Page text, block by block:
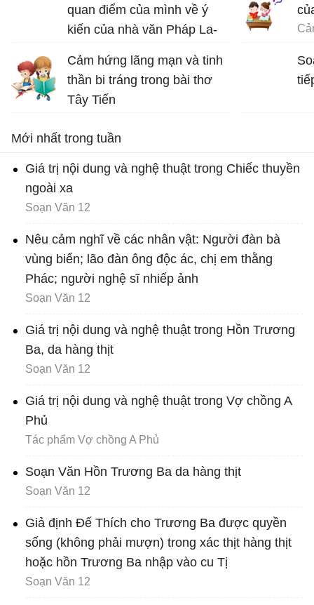
quan điểm của mình về ý
kiến của nhà văn Pháp La-
nâng cao tinh thần ta lên và
gợi cho ta những tình cảm
cao quý và can đảm,...
Cảm hứng lãng mạn và tinh
thần bi tráng trong bài thơ
Tây Tiến
Mới nhất trong tuần
Giá trị nội dung và nghệ thuật trong Chiếc thuyền
ngoài xa
Soạn Văn 12
Nêu cảm nghĩ về các nhân vật: Người đàn bà
vùng biển; lão đàn ông độc ác, chị em thằng
Phác; người nghệ sĩ nhiếp ảnh
Soạn Văn 12
Giá trị nội dung và nghệ thuật trong Hồn Trương
Ba, da hàng thịt
Soạn Văn 12
Giá trị nội dung và nghệ thuật trong Vợ chồng A
Phủ
Tác phẩm Vợ chồng A Phủ
Soạn Văn Hồn Trương Ba da hàng thịt
Soạn Văn 12
Giả định Đế Thích cho Trương Ba được quyền
sống (không phải mượn) trong xác thịt hàng thịt
hoặc hồn Trương Ba nhập vào cu Tị
Soạn Văn 12